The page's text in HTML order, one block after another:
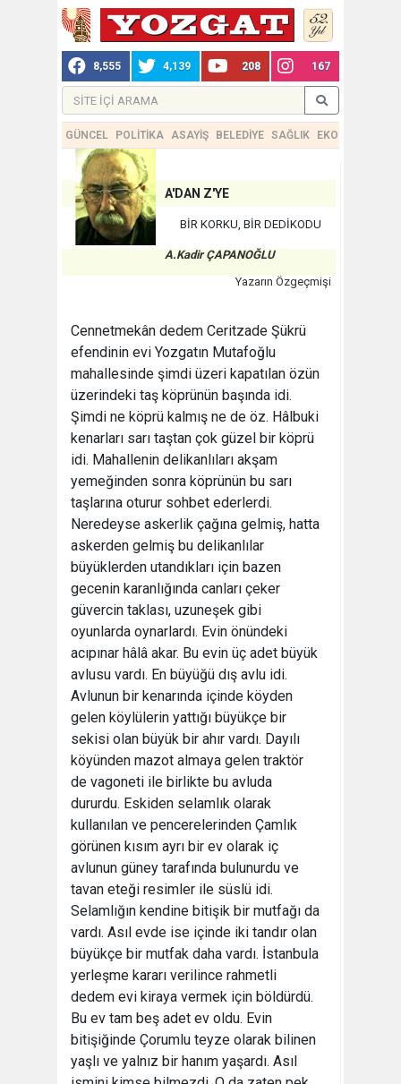
8,555 4,139 208 167
GÜNCEL POLİTİKA ASAYİŞ BELEDİYE SAĞLIK EKONOMİ
A'DAN Z'YE
BİR KORKU, BİR DEDİKODU
A.Kadir ÇAPANOĞLU
Yazarın Özgeçmişi
Cennetmekân dedem Ceritzade Şükrü
efendinin evi Yozgatın Mutafoğlu
mahallesinde şimdi üzeri kapatılan özün
üzerindeki taş köprünün başında idi.
Şimdi ne köprü kalmış ne de öz. Hâlbuki
kenarları sarı taştan çok güzel bir köprü
idi. Mahallenin delikanlıları akşam
yemeğinden sonra köprünün bu sarı
taşlarına oturur sohbet ederlerdi.
Neredeyse askerlik çağına gelmiş, hatta
askerden gelmiş bu delikanlılar
büyüklerden utandıkları için bazen
gecenin karanlığında canları çeker
güvercin taklası, uzuneşek gibi
oyunlarda oynarlardı. Evin önündeki
acıpınar hâlâ akar. Bu evin üç adet büyük
avlusu vardı. En büyüğü dış avlu idi.
Avlunun bir kenarında içinde köyden
gelen köylülerin yattığı büyükçe bir
sekisi olan büyük bir ahır vardı. Dayılı
köyünden mazot almaya gelen traktör
de vagoneti ile birlikte bu avluda
dururdu. Eskiden selamlık olarak
kullanılan ve pencerelerinden Çamlık
görünen kısım ayrı bir ev olarak iç
avlunun güney tarafında bulunurdu ve
tavan eteği resimler ile süslü idi.
Selamlığın kendine bitişik bir mutfağı da
vardı. Asıl evde ise içinde iki tandır olan
büyükçe bir mutfak daha vardı. İstanbula
yerleşme kararı verilince rahmetli
dedem evi kiraya vermek için böldürdü.
Bu ev tam beş adet ev oldu. Evin
bitişiğinde Çorumlu teyze olarak bilinen
yaşlı ve yalnız bir hanım yaşardı. Asıl